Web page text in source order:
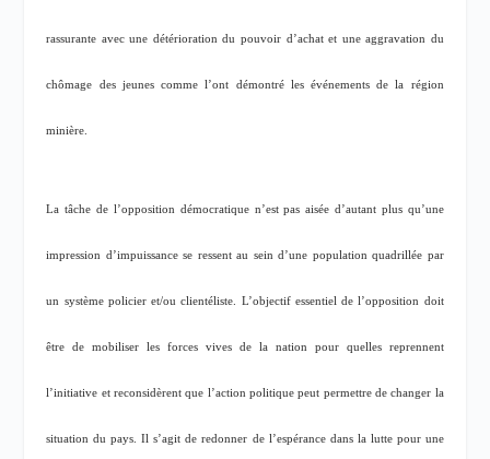
rassurante avec une détérioration du pouvoir d’achat et une aggravation du
chômage des jeunes comme l’ont démontré les événements de la région
minière.
La tâche de l’opposition démocratique n’est pas aisée d’autant plus qu’une
impression d’impuissance se ressent au sein d’une population quadrillée par
un système policier et/ou clientéliste. L’objectif essentiel de l’opposition doit
être de mobiliser les forces vives de la nation pour quelles reprennent
l’initiative et reconsidèrent que l’action politique peut permettre de changer la
situation du pays. Il s’agit de redonner de l’espérance dans la lutte pour une